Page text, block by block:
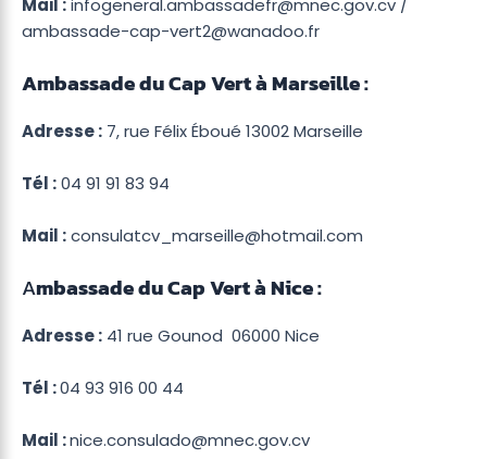
Mail :infogeneral.ambassadefr@mnec.gov.cv /
ambassade-cap-vert2@wanadoo.fr
Ambassade du Cap Vert à Marseille :
Adresse : 7, rue Félix Éboué 13002 Marseille
Tél :04 91 91 83 94
Mail :consulatcv_marseille@hotmail.com
Ambassade du Cap Vert à Nice :
Adresse : 41 rue Gounod 06000 Nice
Tél :04 93 916 00 44
Mail :nice.consulado@mnec.gov.cv